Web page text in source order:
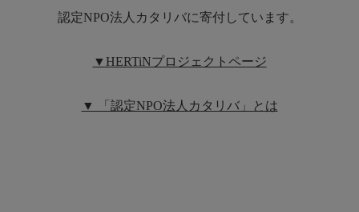
認定NPO法人カタリバに寄付しています。
▼HERTiNプロジェクトページ
▼ 「認定NPO法⼈カタリバ」とは